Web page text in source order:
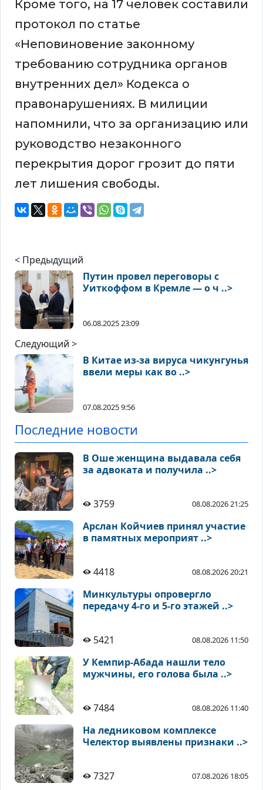
Кроме того, на 17 человек составили
протокол по статье
«Неповиновение законному
требованию сотрудника органов
внутренних дел» Кодекса о
правонарушениях. В милиции
напомнили, что за организацию или
руководство незаконного
перекрытия дорог грозит до пяти
лет лишения свободы.
< Предыдущий
Путин провел переговоры с
Уиткоффом в Кремле — о ч ..>
06.08.2025 23:09
Следующий >
В Китае из-за вируса чикунгунья
ввели меры как во ..>
07.08.2025 9:56
Последние новости
В Оше женщина выдавала себя
за адвоката и получила ..>
3759 08.08.2026 21:25
Арслан Койчиев принял участие
в памятных мероприят ..>
4418 08.08.2026 20:21
Минкультуры опровергло
передачу 4-го и 5-го этажей ..>
5421 08.08.2026 11:50
У Кемпир-Абада нашли тело
мужчины, его голова была ..>
7484 08.08.2026 11:40
На ледниковом комплексе
Челектор выявлены признаки ..>
7327 07.08.2026 18:05